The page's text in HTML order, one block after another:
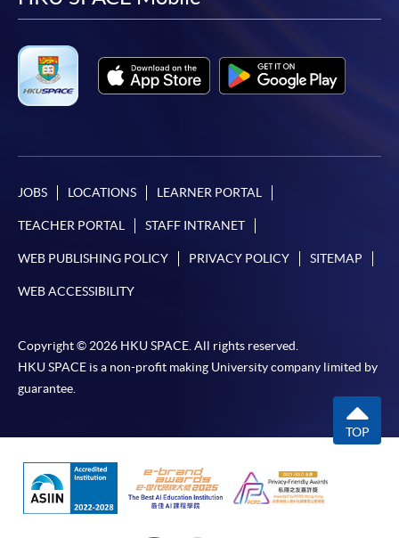
繳交所需費用
申請人可使用以下方式繳交報名費或課程費用:
定繳費靈網上密碼。有關如何申請繳費靈戶口及密
*信用咭網上繳費服務- 申請人可以 VISA 或
Mastercard卡」）繳付學費。
如欲了解如何於網上報讀新課程及繳費，請瀏覽網上
-短期課程
-個別學歷頒授課程
JOBS LOCATIONS LEARNER PORTAL
TEACHER PORTAL STAFF INTRANET
WEB PUBLISHING POLICY PRIVACY POLICY SITEMAP
WEB ACCESSIBILITY
Copyright © 2026 HKU SPACE. All rights reserved.
HKU SPACE is a non-profit making University company limited by
guarantee.
TOP